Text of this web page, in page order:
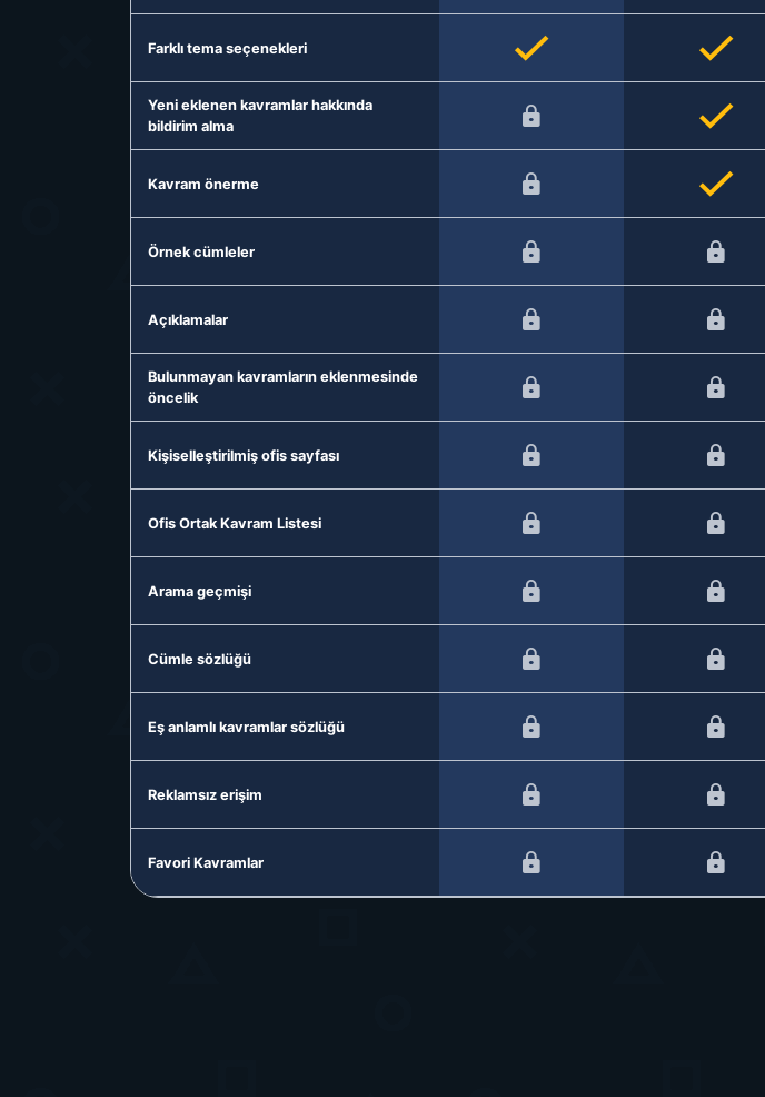
Farklı tema seçenekleri
Yeni eklenen kavramlar hakkında
bildirim alma
Kavram önerme
Örnek cümleler
Açıklamalar
Bulunmayan kavramların eklenmesinde
öncelik
Kişiselleştirilmiş ofis sayfası
Ofis Ortak Kavram Listesi
Arama geçmişi
Cümle sözlüğü
Eş anlamlı kavramlar sözlüğü
Reklamsız erişim
Favori Kavramlar